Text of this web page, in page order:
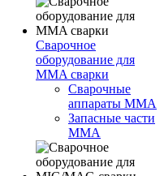
Сварочное
оборудование для
MMA сварки
Сварочные
аппараты MMA
Запасные части
MMA